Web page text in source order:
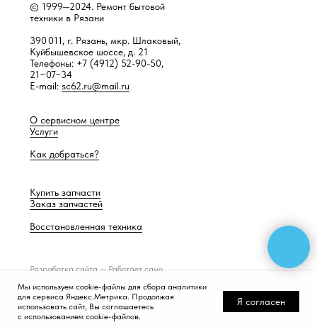
Разработка сайта — Работает само
© 1999—2024. Ремонт бытовой
техники в Рязани
390 011, г. Рязань, мкр. Шлаковый,
Куйбышевское шоссе, д. 21
Телефоны: +7 (4912) 52-90-50,
21−07−34
E-mail: sc62.ru@mail.ru
О сервисном центре
Услуги
Как добраться?
Купить запчасти
Заказ запчастей
Восстановленная техника
Мы используем cookie-файлы для сбора аналитики
для сервиса Яндекс.Метрика. Продолжая
использовать сайт, Вы соглашаетесь
с использованием cookie-файлов.
Я согласен